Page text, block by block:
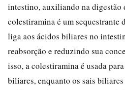
intestino, auxiliando na digestão
colestiramina é um sequestrante
liga aos ácidos biliares no
reabsorção e reduzindo sua
isso, a colestiramina é usada
biliares, enquanto os sais biliares